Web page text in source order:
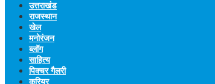
उत्तराखंड
राजस्थान
खेल
मनोरंजन
ब्लॉग
साहित्य
पिक्चर गैलरी
करियर